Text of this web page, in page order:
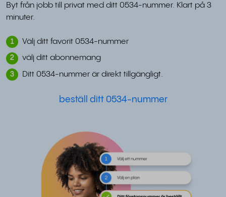
Byt från jobb till privat med ditt 0534-nummer. Klart på 3
minuter.
1 Välj ditt favorit 0534-nummer
2 välj ditt abonnemang
3 Ditt 0534-nummer är direkt tillgängligt.
beställ ditt 0534-nummer